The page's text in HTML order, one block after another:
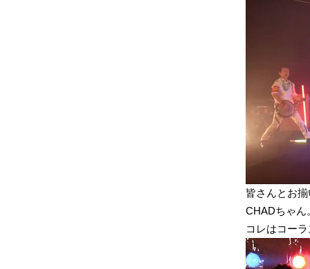
皆さんとお
CHADちゃん
コレはコー